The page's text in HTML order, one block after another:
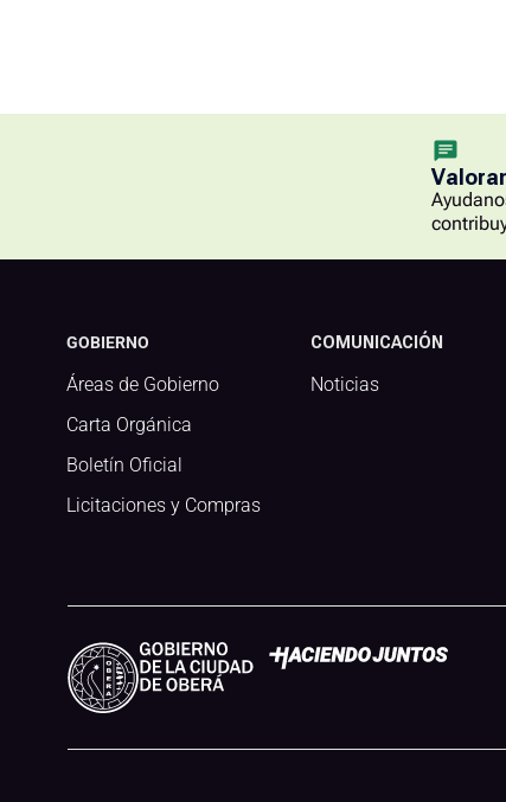
GOBIERNO
Áreas de Gobierno
Carta Orgánica
Boletín Oficial
Licitaciones y Compras
COMUNICACIÓN
Noticias